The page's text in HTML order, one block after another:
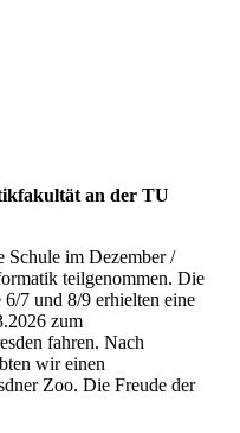
an der TU
Schule im Dezember /
teilgenommen. Die
7 und 8/9 erhielten eine
zum
fahren. Nach
wir einen
Zoo. Die Freude der